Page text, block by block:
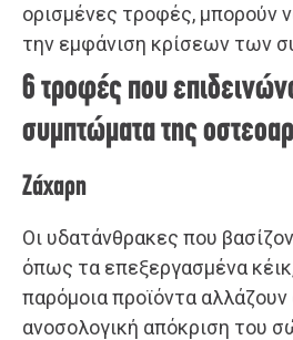
ορισμένες τροφές, μπορούν
την εμφάνιση κρίσεων των
6 τροφές που
συμπτώματα της
Ζάχαρη
Οι υδατάνθρακες που
όπως τα επεξεργασμένα
παρόμοια προϊόντα
ανοσολογική απόκριση του